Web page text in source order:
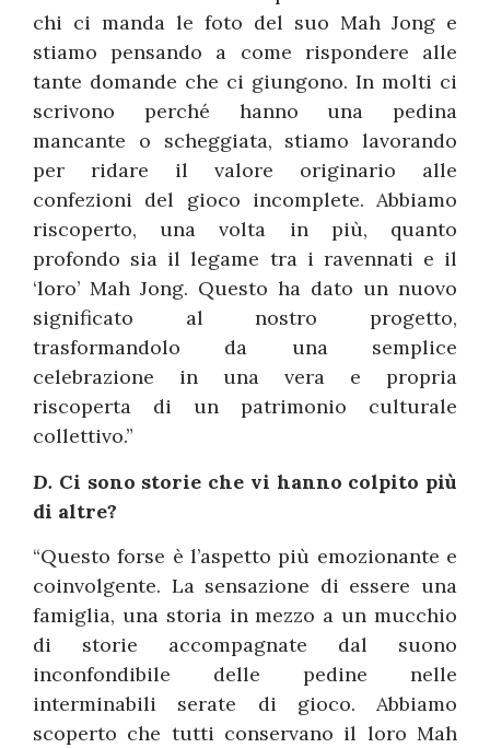
chi ci manda le foto del suo Mah Jong e
stiamo pensando a come rispondere alle
tante domande che ci giungono. In molti ci
scrivono perché hanno una pedina
mancante o scheggiata, stiamo lavorando
per ridare il valore originario alle
confezioni del gioco incomplete. Abbiamo
riscoperto, una volta in più, quanto
profondo sia il legame tra i ravennati e il
‘loro’ Mah Jong. Questo ha dato un nuovo
significato al nostro progetto,
trasformandolo da una semplice
celebrazione in una vera e propria
riscoperta di un patrimonio culturale
collettivo.”
D. Ci sono storie che vi hanno colpito più
di altre?
“Questo forse è l’aspetto più emozionante e
coinvolgente. La sensazione di essere una
famiglia, una storia in mezzo a un mucchio
di storie accompagnate dal suono
inconfondibile delle pedine nelle
interminabili serate di gioco. Abbiamo
scoperto che tutti conservano il loro Mah